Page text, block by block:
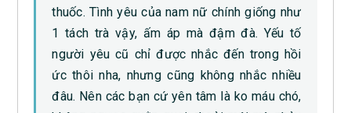
thuốc. Tình yêu của nam nữ chính giống như
1 tách trà vậy, ấm áp mà đậm đà. Yếu tố
người yêu cũ chỉ được nhắc đến trong hồi
ức thôi nha, nhưng cũng không nhắc nhiều
đâu. Nên các bạn cứ yên tâm là ko máu chó,